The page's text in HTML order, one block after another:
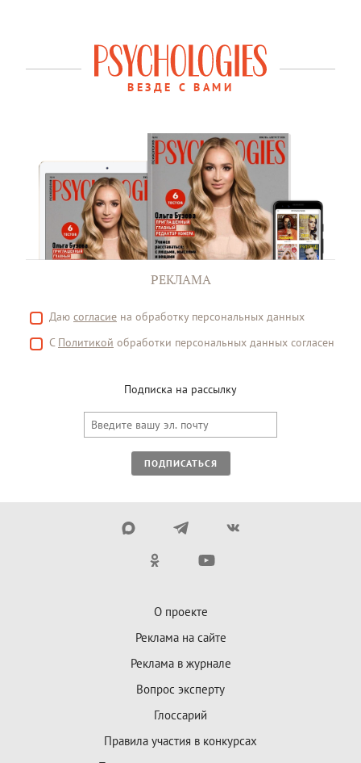
ВЕЗДЕ С ВАМИ
РЕКЛАМА
Даю согласие на обработку персональных данных
С Политикой обработки персональных данных согласен
Подписка на рассылку
ПОДПИСАТЬСЯ
О проекте
Реклама на сайте
Реклама в журнале
Вопрос эксперту
Глоссарий
Правила участия в конкурсах